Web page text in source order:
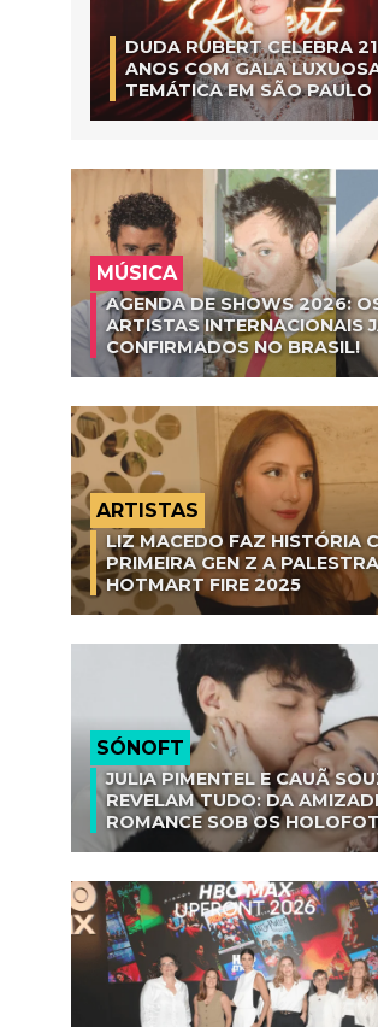
DUDA RUBERT CELEBRA 21
ANOS COM GALA
TEMÁTICA EM SÃO PAULO
MÚSICA
AGENDA DE SHOWS 2026:
ARTISTAS INTERNACIONAIS
CONFIRMADOS NO BRASIL!
ARTISTAS
LIZ MACEDO FAZ HISTÓRIA
PRIMEIRA GEN Z A
HOTMART FIRE 2025
SÓNOFT
JULIA PIMENTEL E CAUÃ
REVELAM TUDO: DA
ROMANCE SOB OS